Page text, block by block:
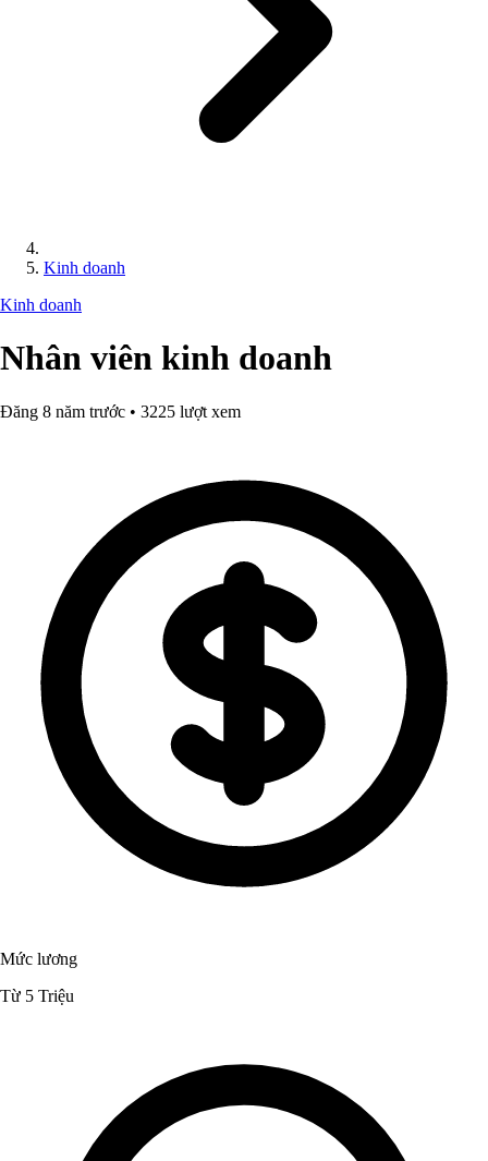
Kinh doanh
Kinh doanh
Nhân viên kinh doanh
Đăng 8 năm trước • 3225 lượt xem
Mức lương
Từ 5 Triệu